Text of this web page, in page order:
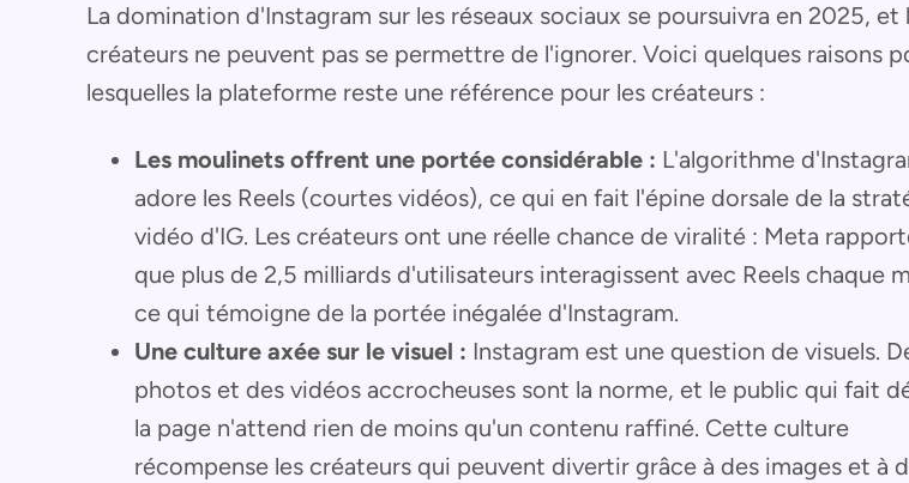
La domination d'Instagram sur les réseaux sociaux se poursuivra en 2025, et
créateurs ne peuvent pas se permettre de l'ignorer. Voici quelques raisons
lesquelles la plateforme reste une référence pour les créateurs :
Les moulinets offrent une portée considérable : L'algorithme
adore les Reels (courtes vidéos), ce qui en fait l'épine dorsale de la
vidéo d'IG. Les créateurs ont une réelle chance de viralité : Meta
que plus de 2,5 milliards d'utilisateurs interagissent avec Reels chaque
ce qui témoigne de la portée inégalée d'Instagram.
Une culture axée sur le visuel : Instagram est une question de visuels.
photos et des vidéos accrocheuses sont la norme, et le public qui fait
la page n'attend rien de moins qu'un contenu raffiné. Cette culture
récompense les créateurs qui peuvent divertir grâce à des images et à